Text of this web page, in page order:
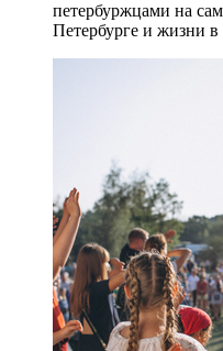
петербуржцами на
Петербурге и жизни в